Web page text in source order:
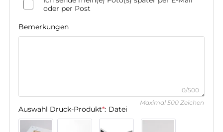
oder per Post
Bemerkungen
0/500
Maximal 500 Zeichen
Auswahl Druck-Produkt*: Datei